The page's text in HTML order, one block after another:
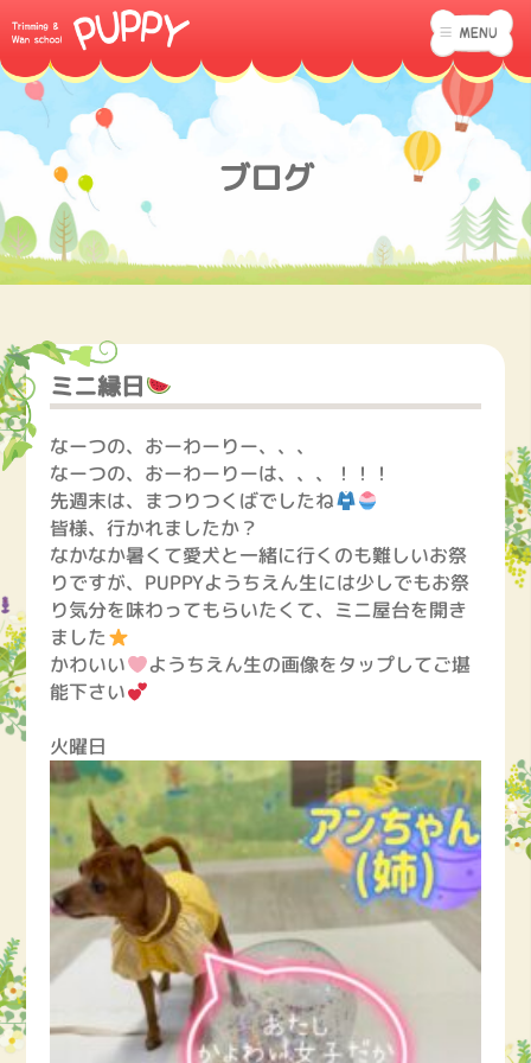
ブログ
ミニ縁日
なーつの、おーわーりー、、、
なーつの、おーわーりーは、、、！！！
先週末は、まつりつくばでしたね
皆様、行かれましたか？
なかなか暑くて愛犬と一緒に行くのも難しいお祭
りですが、PUPPYようちえん生には少しでもお祭
り気分を味わってもらいたくて、ミニ屋台を開き
ました
かわいい
ようちえん生の画像をタップしてご堪
能下さい
火曜日